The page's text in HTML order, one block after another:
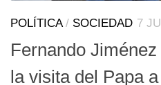
POLÍTICA/ SOCIEDAD 7
Fernando
la visita del Papa